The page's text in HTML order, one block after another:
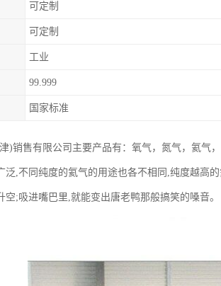
可定制
可定制
工业
99.999
国家标准
)销售有限公司主要产品有：氧气，氮气，氦气
泛,不同纯度的氦气的用途也各不相同,纯度越高
空;吸进嘴巴里,就能变出唐老鸭那般搞笑的嗓音。